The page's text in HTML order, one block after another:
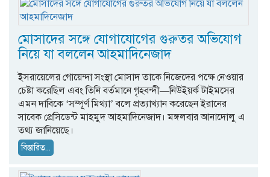
মোসাদের সঙ্গে যোগাযোগের গুরুতর অভিযোগ
নিয়ে যা বললেন আহমাদিনেজাদ
ইসরায়েলের গোয়েন্দা সংস্থা মোসাদ তাকে নিজেদের পক্ষে নেওয়ার
চেষ্টা করেছিল এবং তিনি বর্তমানে গৃহবন্দী—নিউইয়র্ক টাইমসের
এমন দাবিকে ‘সম্পূর্ণ মিথ্যা’ বলে প্রত্যাখ্যান করেছেন ইরানের
সাবেক প্রেসিডেন্ট মাহমুদ আহমাদিনেজাদ। মঙ্গলবার আনাদোলু এ
তথ্য জানিয়েছে।
বিস্তারিত...